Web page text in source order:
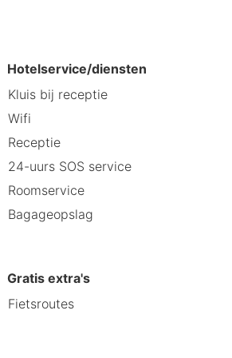
Rennsteiggarten Oberhof - 28,4
is Erfurt (ERF) - 46,8 km
en Thuringian Forest Nature Park.
km van Rennsteigmuseum.
Hotelservice/diensten
Kluis bij receptie
Wifi
Receptie
24-uurs SOS service
Roomservice
Bagageopslag
Gratis extra's
Fietsroutes